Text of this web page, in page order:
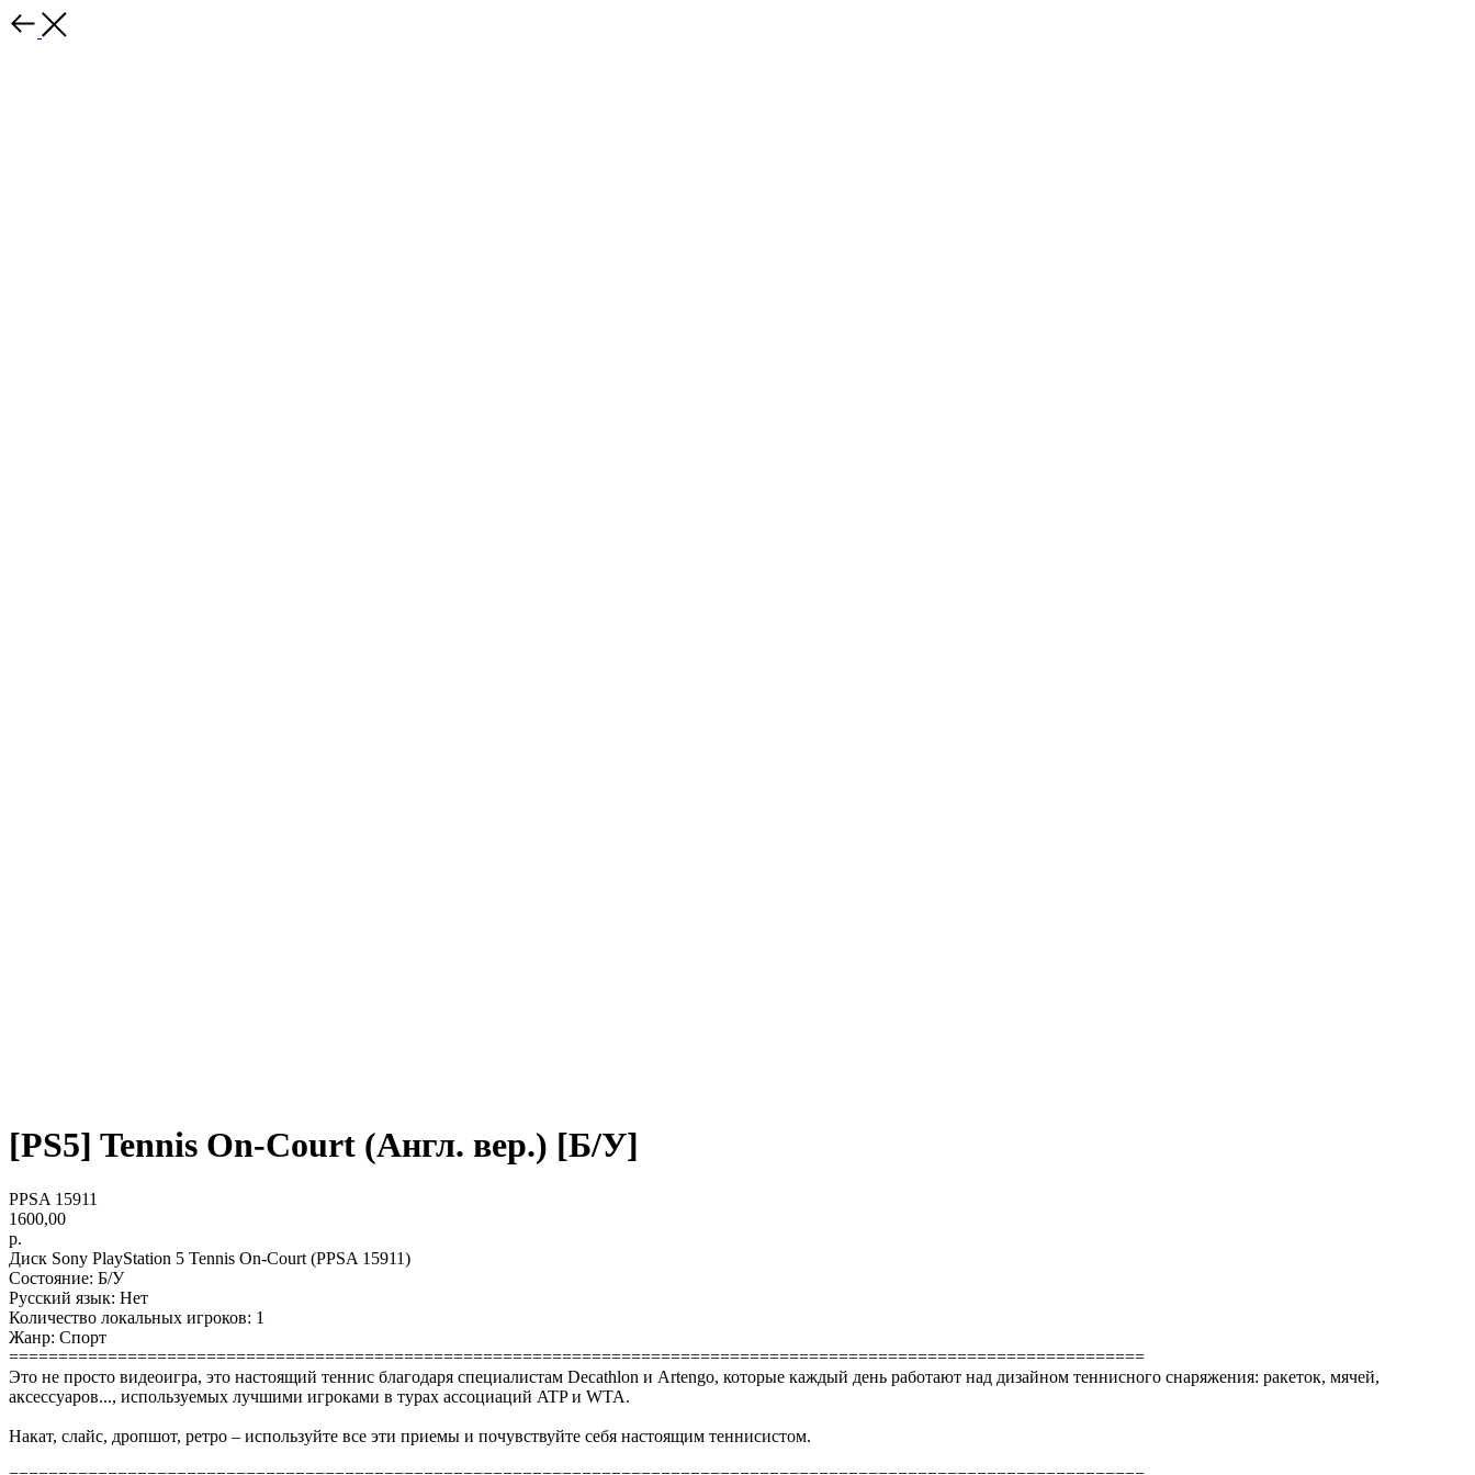
[PS5] Tennis On-Court (Англ. вер.) [Б/У]
PPSA 15911
1600,00
р.
Диск Sony PlayStation 5 Tennis On-Court (PPSA 15911)
Состояние: Б/У
Русский язык: Нет
Количество локальных игроков: 1
Жанр: Спорт
===================================================================================================================
Это не просто видеоигра, это настоящий теннис благодаря специалистам Decathlon и Artengo, которые каждый день работают над дизайном теннисного снаряжения: ракеток, мячей,
аксессуаров..., используемых лучшими игроками в турах ассоциаций ATP и WTA.
Накат, слайс, дропшот, ретро – используйте все эти приемы и почувствуйте себя настоящим теннисистом.